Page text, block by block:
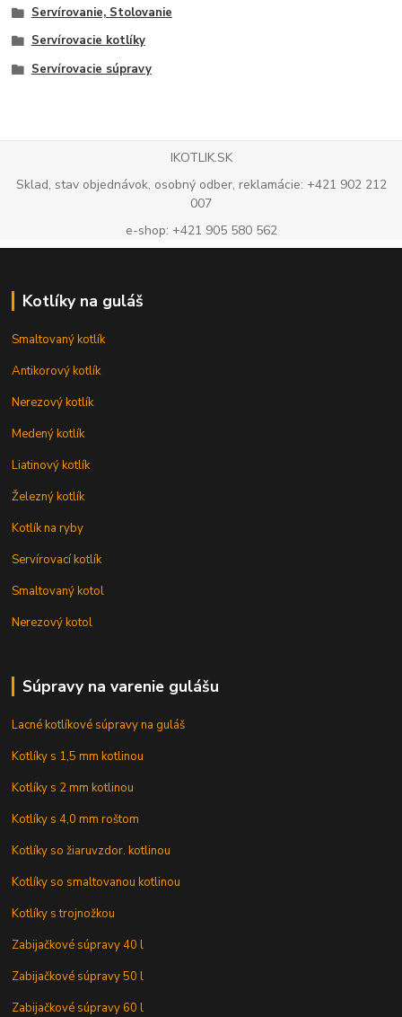
Servírovanie, Stolovanie
Servírovacie kotlíky
Servírovacie súpravy
IKOTLIK.SK
Sklad, stav objednávok, osobný odber, reklamácie: +421 902 212
007
e-shop: +421 905 580 562
Kotlíky na guláš
Smaltovaný kotlík
Antikorový kotlík
Nerezový kotlík
Medený kotlík
Liatinový kotlík
Železný kotlík
Kotlík na ryby
Servírovací kotlík
Smaltovaný kotol
Nerezový kotol
Súpravy na varenie gulášu
Lacné kotlíkové súpravy na guláš
Kotlíky s 1,5 mm kotlinou
Kotlíky s 2 mm kotlinou
Kotlíky s 4,0 mm roštom
Kotlíky so žiaruvzdor. kotlinou
Kotlíky so smaltovanou kotlinou
Kotlíky s trojnožkou
Zabijačkové súpravy 40 l
Zabijačkové súpravy 50 l
Zabijačkové súpravy 60 l